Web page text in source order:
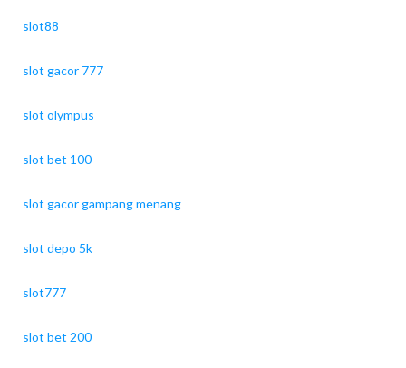
slot88
slot gacor 777
slot olympus
slot bet 100
slot gacor gampang menang
slot depo 5k
slot777
slot bet 200